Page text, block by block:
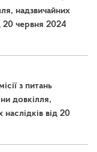
надзвичайних
20 червня 2024
з питань
довкілля,
наслідків від 20